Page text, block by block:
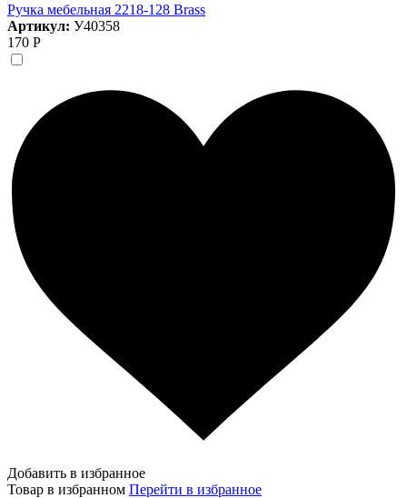
Ручка мебельная 2218-128 Brass
Артикул: У40358
170 Р
Добавить в избранное
Товар в избранном Перейти в избранное